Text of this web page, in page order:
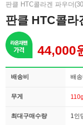
판클 HTC콜라겐 파우더
판클 HTC콜라
44,000
배송비 배
무게 110g
최대구매수량 1인